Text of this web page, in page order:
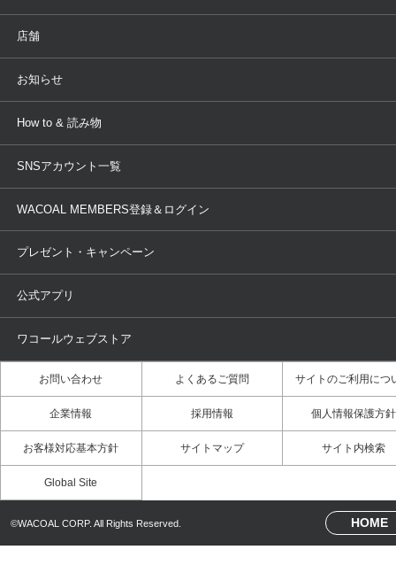
トピックス
WACOAL
AMPHI une nana cool
OUR WACOAL
WACOAL Remamma
Licensed Brands
店舗
店舗を探す
ブラ無料診断
3Dボディスキャン
お知らせ
新着情報
商品回収
ニュース＆トピックス
How to & 読み物
下着の基礎知識
ブラパン ワコールスタイル
大人の工場見学inベトナム
店舗体験記（マンガ）
3Dボディスキャン体験（マンガ）
SNSアカウント一覧
WACOAL MEMBERS登録＆ログイン
プレゼント・キャンペーン
公式アプリ
ワコールウェブストア
お問い合わせ よくあるご質問 サイトのご利用につ
企業情報 採用情報 個人情報保護方針
お客様対応基本方針 サイトマップ サイト内検索
Global Site
©WACOAL CORP. All Rights Reserved. HOME